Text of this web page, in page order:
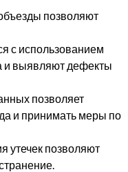
позволяют
с использованием
и выявляют дефекты
позволяет
и принимать меры по
утечек позволяют